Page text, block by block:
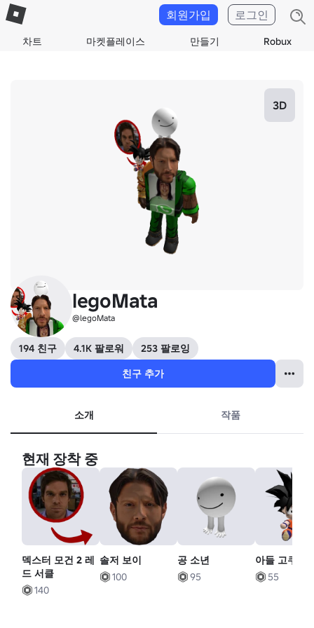
차트 마켓플레이스 만들기 Robux
회원가입 로그인
3D
legoMata
@legoMata
194 친구 4.1K 팔로워
253 팔로잉
친구 추가
소개 작품
현재 장착 중
덱스터 모건 2 레
드 서클
140
솔저 보이
100
공 소년
95
아들 고쿠 인
55